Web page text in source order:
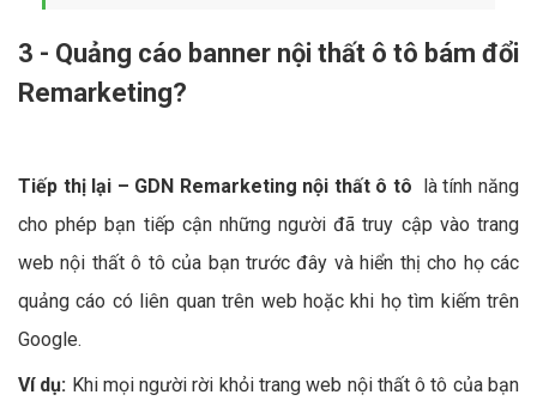
3 - Quảng cáo banner nội thất ô tô bám đổi
Remarketing?
Tiếp thị lại – GDN Remarketing nội thất ô tô là tính năng
cho phép bạn tiếp cận những người đã truy cập vào trang
web nội thất ô tô của bạn trước đây và hiển thị cho họ các
quảng cáo có liên quan trên web hoặc khi họ tìm kiếm trên
Google.
Ví dụ: Khi mọi người rời khỏi trang web nội thất ô tô của bạn